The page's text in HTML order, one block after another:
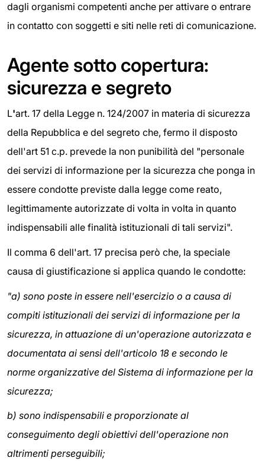
dagli organismi competenti anche per attivare o entrare
in contatto con soggetti e siti nelle reti di comunicazione.
Agente sotto copertura:
sicurezza e segreto
L'art. 17 della Legge n. 124/2007 in materia di sicurezza
della Repubblica e del segreto che, fermo il disposto
dell'art 51 c.p. prevede la non punibilità del "personale
dei servizi di informazione per la sicurezza che ponga in
essere condotte previste dalla legge come reato,
legittimamente autorizzate di volta in volta in quanto
indispensabili alle finalità istituzionali di tali servizi".
Il comma 6 dell'art. 17 precisa però che, la speciale
causa di giustificazione si applica quando le condotte:
"a) sono poste in essere nell'esercizio o a causa di
compiti istituzionali dei servizi di informazione per la
sicurezza, in attuazione di un'operazione autorizzata e
documentata ai sensi dell'articolo 18 e secondo le
norme organizzative del Sistema di informazione per la
sicurezza;
b) sono indispensabili e proporzionate al
conseguimento degli obiettivi dell'operazione non
altrimenti perseguibili;